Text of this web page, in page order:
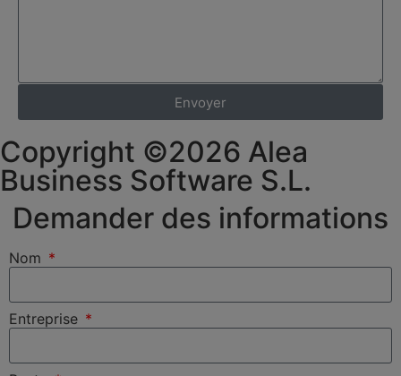
Envoyer
Copyright ©2026 Alea
Business Software S.L.
Demander des informations
Nom
Entreprise